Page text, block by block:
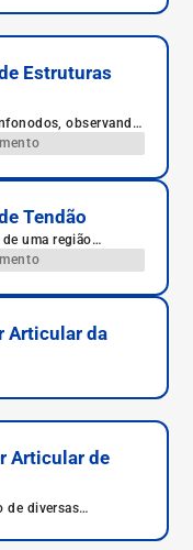
Estruturas
observando
Tendão
uma região
que conectam
Articular da
Articular de
de diversas
a movimentos